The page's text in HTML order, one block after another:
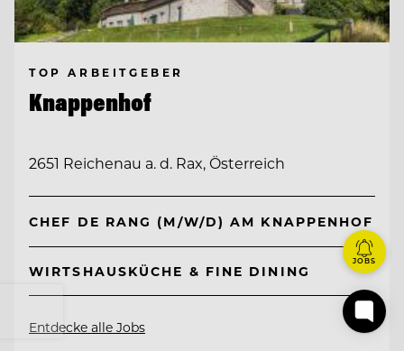
TOP ARBEITGEBER
Knappenhof
2651 Reichenau a. d. Rax, Österreich
CHEF DE RANG (M/W/D) AM KNAPPENHOF
WIRTSHAUSKÜCHE & FINE DINING
Entdecke alle Jobs
JOBS